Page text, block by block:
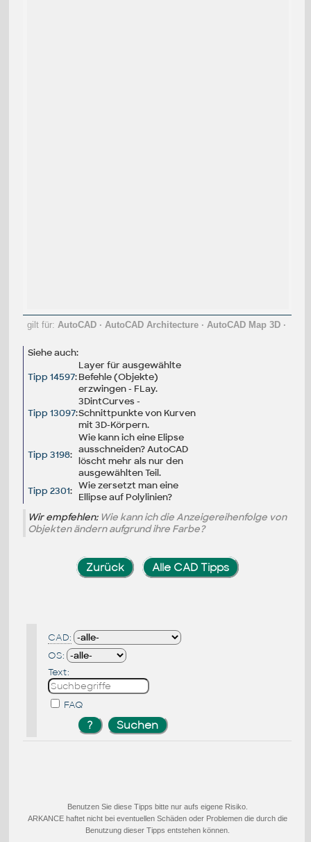
gilt für: AutoCAD· AutoCAD Architecture· AutoCAD Map 3D·
Siehe auch:
Tipp 14597:
Layer für ausgewählte
Befehle (Objekte)
erzwingen - FLay.
Tipp 13097:
3DintCurves -
Schnittpunkte von Kurven
mit 3D-Körpern.
Tipp 3198:
Wie kann ich eine Elipse
ausschneiden? AutoCAD
löscht mehr als nur den
ausgewählten Teil.
Tipp 2301: Wie zersetzt man eine
Ellipse auf Polylinien?
Wir empfehlen: Wie kann ich die Anzeigereihenfolge von
Objekten ändern aufgrund ihre Farbe?
Zurück Alle CAD Tipps
CAD:
OS:
Text:
FAQ
Benutzen Sie diese Tipps bitte nur aufs eigene Risiko.
ARKANCE haftet nicht bei eventuellen Schäden oder Problemen die durch die
Benutzung dieser Tipps entstehen können.